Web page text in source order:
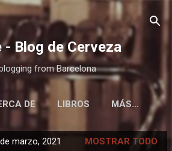
contenido principal
- Blog de Cerveza
from Barcelona
DE LIBROS MÁS…
marzo, 2021 MOSTRAR TODO